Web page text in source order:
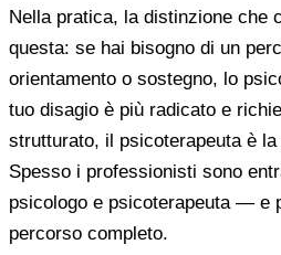
Nella pratica, la distinzione che
questa: se hai bisogno di un
orientamento o sostegno, lo
tuo disagio è più radicato e
strutturato, il psicoterapeuta è
Spesso i professionisti sono
psicologo e psicoterapeuta — e
percorso completo.